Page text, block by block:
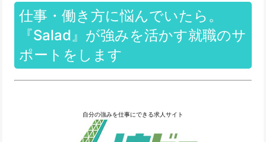
仕事・働き方に悩んでいたら。
『Salad』が強みを活かす就職のサ
ポートをします
自分の強みを仕事にできる求人サイト